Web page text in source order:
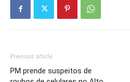
Previous article
PM prende suspeitos de